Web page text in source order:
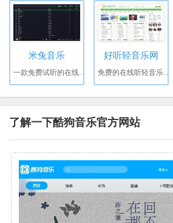
米兔音乐 好听轻音乐网
了解一下酷狗音乐官方网站